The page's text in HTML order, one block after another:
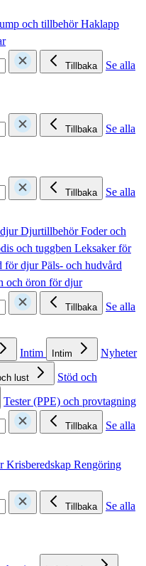
och tillbehörHaklapp
Tillbaka
Se alla
Tillbaka
Se alla
Tillbaka
Se alla
DjurtillbehörFoder och
och tuggben Leksaker för
för djurPäls- och hudvård
och öron för djur
Tillbaka
Se alla
Intim Intim
Nyheter
lust
Stöd och
Tester (PPE) och provtagning
Tillbaka
Se alla
Krisberedskap Rengöring
Tillbaka
Se alla